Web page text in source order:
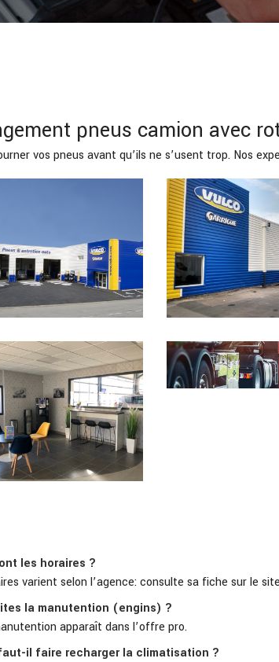
pneus camion avec
vos pneus avant qu’ils ne s’usent trop. Nos
les horaires ?
varient selon l’agence: consulte sa fiche sur le
la manutention (engins) ?
apparaît dans l’offre pro.
il faire recharger la climatisation ?